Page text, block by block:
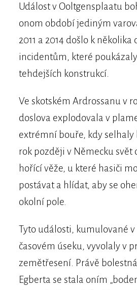
Událost v Ooltgensplaatu
onom období jediným
2011 a 2014 došlo k několika
incidentům, které
tehdejších konstrukcí.
Ve skotském Ardrossanu v
doslova explodovala v
extrémní bouře, kdy selhaly
rok později v Německu svět
hořící věže, u které hasiči
postávat a hlídat, aby se
okolní pole.
Tyto události, kumulované
časovém úseku, vyvolaly v
zemětřesení. Právě
Egberta se stala oním